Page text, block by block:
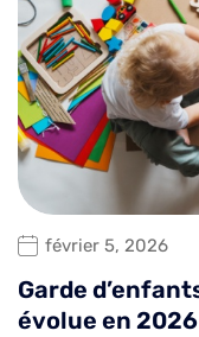
février 5, 2026
Garde
évolue en 2026